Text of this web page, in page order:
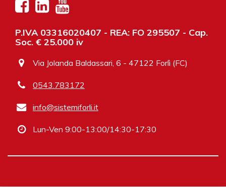
P.IVA 03316020407 - REA: FO 295507 - Cap.
Soc. € 25.000 iv
Via Jolanda Baldassari, 6 - 47122 Forlì (FC)
0543.783172
info@sistemiforli.it
Lun-Ven 9:00-13:00/14:30-17:30